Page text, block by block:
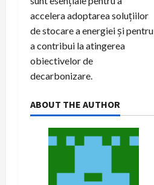
accelera adoptarea soluțiilor
de stocare a energiei și pentru
a contribui la atingerea
obiectivelor de
decarbonizare.
ABOUT THE AUTHOR